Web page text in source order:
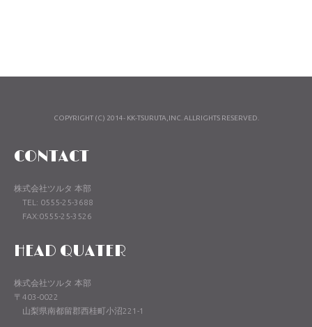
COPYRIGHT (C) 2014- KK-TSURUTA,INC. ALLRIGHTS RESERVED.
CONTACT
株式会社ツルタ 本部
TEL: 0555-25-3688
FAX:0555-25-3526
HEAD QUATER
株式会社ツルタ 本部
〒403-0022
山梨県南都留郡西桂町小沼221-1